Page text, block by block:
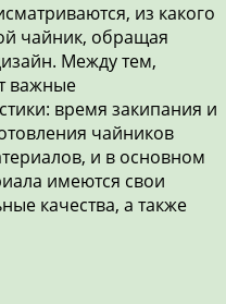
из какого
чайник, обращая
Между тем,
важные
время закипания и
чайников
и в основном
имеются свои
качества, а также